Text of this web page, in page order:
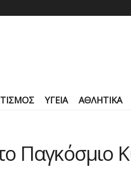
ΥΓΕΙΑ ΑΘΛΗΤΙΚΑ
Παγκόσμιο